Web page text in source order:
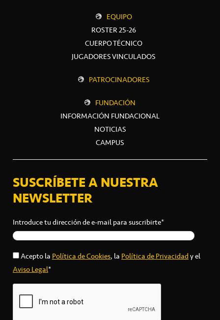
EQUIPO
ROSTER 25-26
CUERPO TÉCNICO
JUGADORES VINCULADOS
PATROCINADORES
FUNDACIÓN
INFORMACIÓN FUNDACIONAL
NOTICIAS
CAMPUS
SUSCRÍBETE A NUESTRA
NEWSLETTER
Introduce tu dirección de e-mail para suscribirte*
Acepto laPolítica de Cookies, laPolítica de Privacidady el
Aviso Legal*